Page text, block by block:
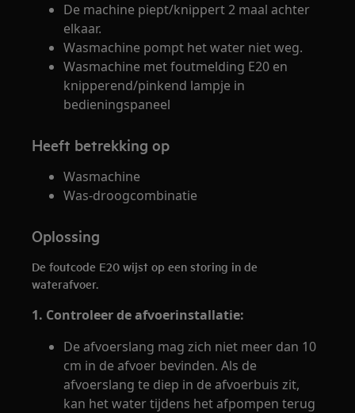
De machine piept/knippert 2 maal achter
elkaar.
Wasmachine pompt het water niet weg.
Wasmachine met foutmelding E20 en
knipperend/pinkend lampje in
bedieningspaneel
Heeft betrekking op
Wasmachine
Was-droogcombinatie
Oplossing
De foutcode E20 wijst op een storing in de
waterafvoer.
1. Controleer de afvoerinstallatie:
De afvoerslang mag zich niet meer dan 10
cm in de afvoer bevinden. Als de
afvoerslang te diep in de afvoerbuis zit,
kan het water tijdens het afpompen terug